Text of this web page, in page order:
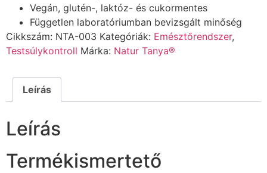
Vegán, glutén-, laktóz- és cukormentes
Független laboratóriumban bevizsgált minőség
Cikkszám: NTA-003 Kategóriák: Emésztőrendszer,
Testsúlykontroll Márka: Natur Tanya®
Leírás
Leírás
Termékismertető